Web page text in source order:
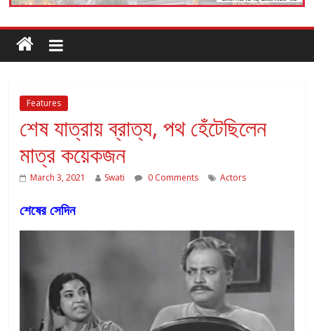
Features
শেষ যাত্রায় ব্রাত্য, পথ হেঁটেছিলেন
মাত্র কয়েকজন
March 3, 2021 Swati 0 Comments Actors
শেষের সেদিন